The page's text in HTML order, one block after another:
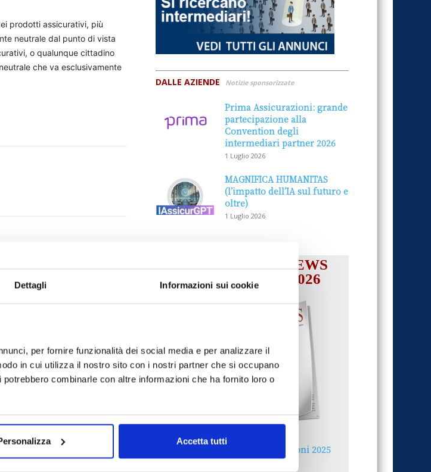
Dettagli Informazioni sui cookie
per fornire funzionalità dei social media e per analizzare il
in cui utilizza il nostro sito con i nostri partner che si occupano
combinarle con altre informazioni che ha fornito loro o
Accetta tutti
prodotti assicurativi, più
neutrale dal punto di vista
o qualunque cittadino
che va esclusivamente
DALLE AZIENDE Notizie sponsorizzate
Prima Assicurazioni: grande
partecipazione alla
Convention degli
intermediari partner 2026
1 Luglio 2026
MAGNIFICA HUMANITAS
(l’impatto dell’IA sul futuro e
oltre)
1 Luglio 2026
IL MENSILE ASSINEWS
LUGLIO-AGOSTO 2026
Reclami e sanzioni 2025